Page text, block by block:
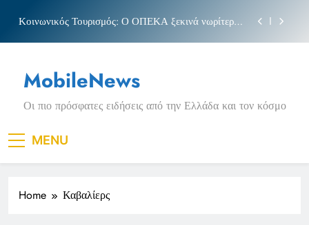
content
Κοινωνικός Τουρισμός: Ο ΟΠΕΚΑ ξεκινά νωρίτερα
Νέα Κρήτη: Σαρακήνικο και η φράση «Κρήτη
ΟΦΗ»
Πριγκιπάτο Στάδιο
Κοινωνικός Τουρισμός: Ο ΟΠΕΚΑ ξεκινά νωρίτερα
τις αιτήσεις
Μπέσσυ αργυράκη
Νέα Κρήτη: Σαρακήνικο και η φράση «Κρήτη
MobileNews
Οι πιο πρόσφατες ειδήσεις από την Ελλάδα και τον κόσμο
MENU
Home Καβαλίερς